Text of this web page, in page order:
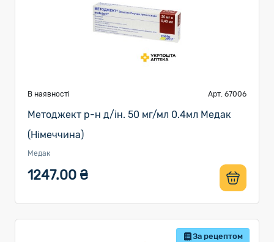
В наявності Арт. 67006
Методжект р-н д/ін. 50 мг/мл 0.4мл Медак
(Німеччина)
Медак
1247.00 ₴
За рецептом